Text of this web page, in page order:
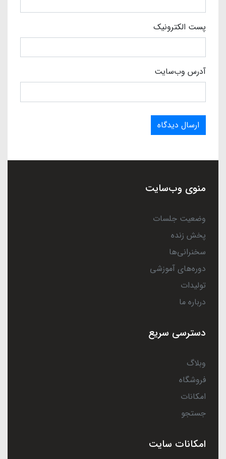
پست الکترونیک
آدرس وب‌سایت
ارسال دیدگاه
منوی وب‌سایت
وضعیت جلسات
پخش زنده
سخنرانی‌ها
دوره‌های آموزشی
تولیدات
درباره ما
دسترسی سریع
وبلاگ
فروشگاه
امکانات
جستجو
امکانات سایت